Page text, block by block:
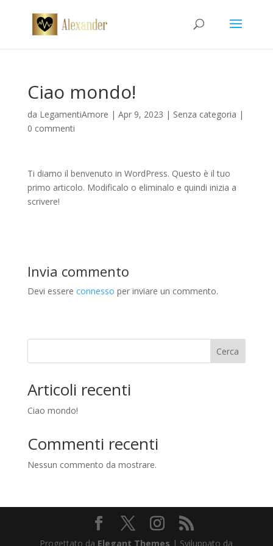
Ciao mondo!
da LegamentiAmore | Apr 9, 2023 | Senza categoria |
0 commenti
Ti diamo il benvenuto in WordPress. Questo è il tuo
primo articolo. Modificalo o eliminalo e quindi inizia a
scrivere!
Invia commento
Devi essere connesso per inviare un commento.
Cerca
Articoli recenti
Ciao mondo!
Commenti recenti
Nessun commento da mostrare.
Progettato da Elegant Themes | Sviluppato da